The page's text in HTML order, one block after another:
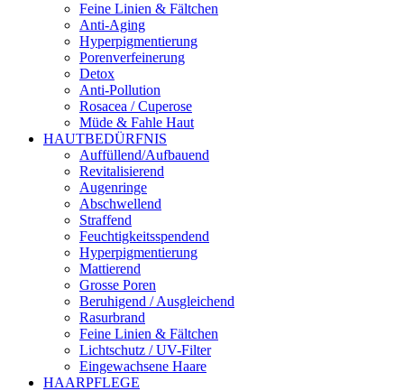
Feine Linien & Fältchen
Anti-Aging
Hyperpigmentierung
Porenverfeinerung
Detox
Anti-Pollution
Rosacea / Cuperose
Müde & Fahle Haut
HAUTBEDÜRFNIS
Auffüllend/Aufbauend
Revitalisierend
Augenringe
Abschwellend
Straffend
Feuchtigkeitsspendend
Hyperpigmentierung
Mattierend
Grosse Poren
Beruhigend / Ausgleichend
Rasurbrand
Feine Linien & Fältchen
Lichtschutz / UV-Filter
Eingewachsene Haare
HAARPFLEGE